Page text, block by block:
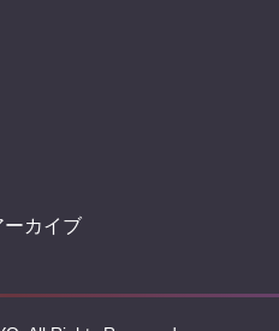
ーカイブ